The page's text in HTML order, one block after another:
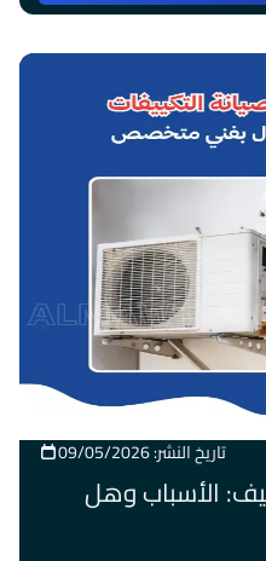
تاريخ النشر: 09/05/2026
الأسباب وهل